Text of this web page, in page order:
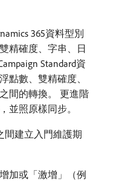
365資料型別
精確度、字串、日
Standard資
點數、雙精確度、
間的轉換。 更進階
並照原樣同步。
間建立入門維護期
加或「激增」（例